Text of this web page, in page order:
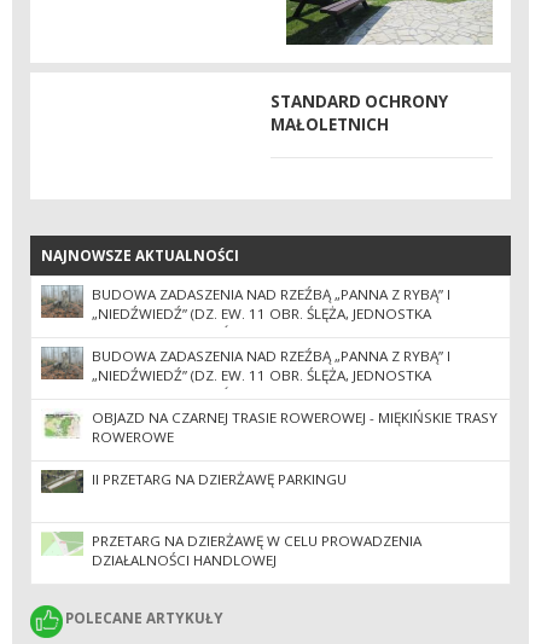
STANDARD OCHRONY
MAŁOLETNICH
NAJNOWSZE AKTUALNOŚCI
NAJNOWSZE AKTUALNOŚCI
BUDOWA ZADASZENIA NAD RZEŹBĄ „PANNA Z RYBĄ” I
„NIEDŹWIEDŹ” (DZ. EW. 11 OBR. ŚLĘŻA, JEDNOSTKA
EWIDENCYJNA SOBÓTKA-MIASTO) II POSTĘPOWANIE
BUDOWA ZADASZENIA NAD RZEŹBĄ „PANNA Z RYBĄ” I
„NIEDŹWIEDŹ” (DZ. EW. 11 OBR. ŚLĘŻA, JEDNOSTKA
EWIDENCYJNA SOBÓTKA-MIASTO)
OBJAZD NA CZARNEJ TRASIE ROWEROWEJ - MIĘKIŃSKIE TRASY
ROWEROWE
II PRZETARG NA DZIERŻAWĘ PARKINGU
PRZETARG NA DZIERŻAWĘ W CELU PROWADZENIA
DZIAŁALNOŚCI HANDLOWEJ
POLECANE ARTYKUŁY
POLECANE ARTYKUŁY